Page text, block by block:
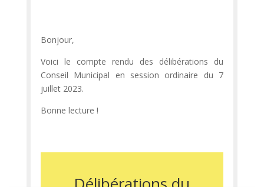
Bonjour,
Voici le compte rendu des délibérations du
Conseil Municipal en session ordinaire du 7
juillet 2023.
Bonne lecture !